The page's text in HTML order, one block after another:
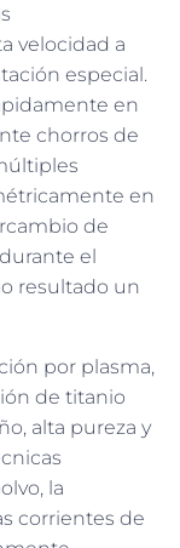
velocidad a
especial.
en
chorros de
en
de
el
resultado un
por plasma,
de titanio
alta pureza y
la
corrientes de